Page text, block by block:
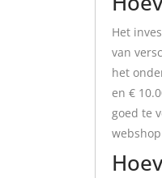
Het
van
het
en €
goed te